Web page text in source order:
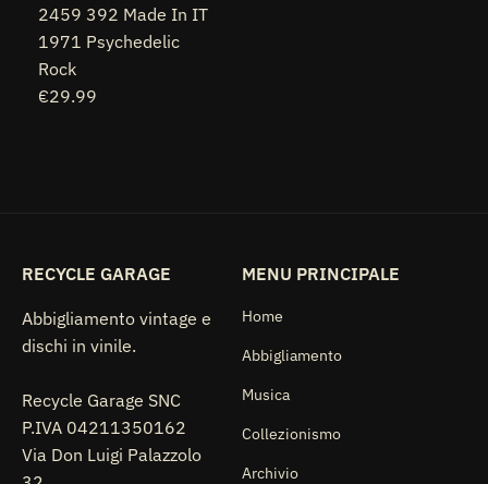
2459 392 Made In IT
1971 Psychedelic
Rock
€29.99
RECYCLE GARAGE
Abbigliamento vintage e
dischi in vinile.
Recycle Garage SNC
P.IVA 04211350162
Via Don Luigi Palazzolo
MENU PRINCIPALE
Home
Abbigliamento
Musica
Collezionismo
Archivio